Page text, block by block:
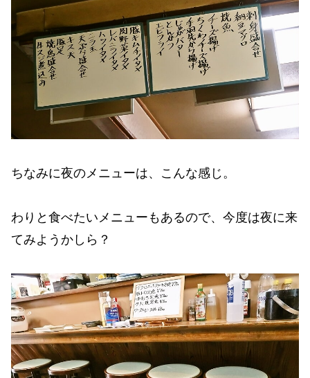
ちなみに夜のメニューは、こんな感じ。
わりと食べたいメニューもあるので、今度は夜に来
てみようかしら？